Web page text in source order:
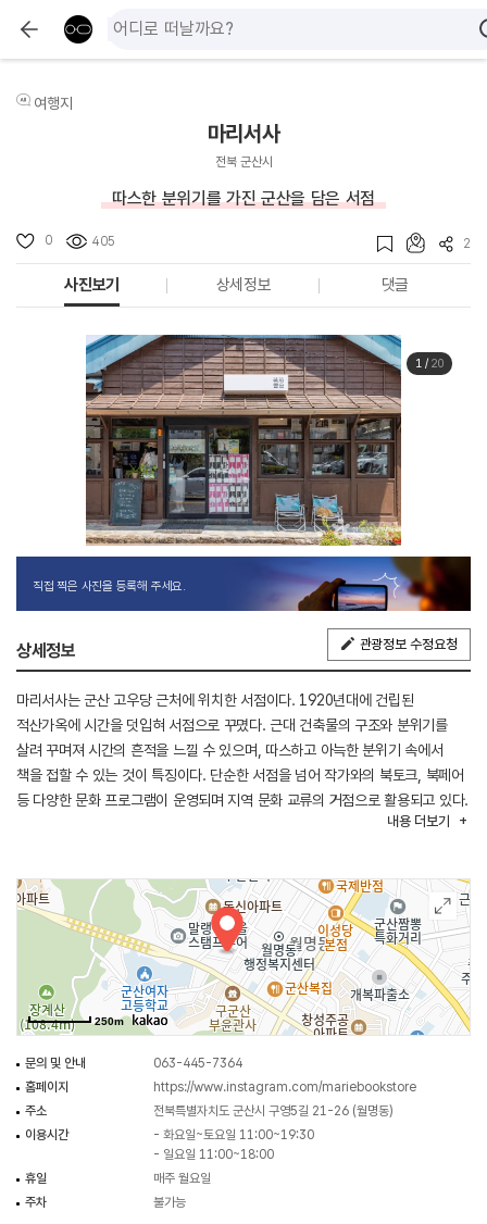
여행지
마리서사
전북 군산시
따스한 분위기를 가진 군산을 담은 서점
0 405 2
사진보기 상세정보 댓글
1/ 20
직접 찍은 사진을 등록해 주세요.
상세정보 관광정보 수정요청
마리서사는 군산 고우당 근처에 위치한 서점이다. 1920년대에 건립된
적산가옥에 시간을 덧입혀 서점으로 꾸몄다. 근대 건축물의 구조와 분위기를
살려 꾸며져 시간의 흔적을 느낄 수 있으며, 따스하고 아늑한 분위기 속에서
책을 접할 수 있는 것이 특징이다. 단순한 서점을 넘어 작가와의 북토크, 북페어
등 다양한 문화 프로그램이 운영되며 지역 문화 교류의 거점으로 활용되고 있다.
군산 근대문화유산 거리와 인접해 있어 여행 중 함께 들르기 좋은 공간으로
내용 더보기
250m
문의 및 안내
063-445-7364
홈페이지
https://www.instagram.com/mariebookstore
주소
전북특별자치도 군산시 구영5길 21-26 (월명동)
이용시간
- 화요일~토요일 11:00~19:30
- 일요일 11:00~18:00
휴일
매주 월요일
주차
불가능